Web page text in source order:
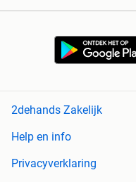
2dehands Zakelijk
Help en info
Privacyverklaring